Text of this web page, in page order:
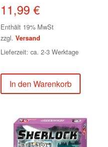
11,99€
Enthält 19% MwSt
zzgl.Versand
Lieferzeit: ca. 2-3 Werktage
In den Warenkorb